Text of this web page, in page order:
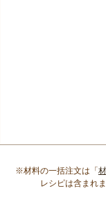
※材料の一括注文は「
レシピは含まれ